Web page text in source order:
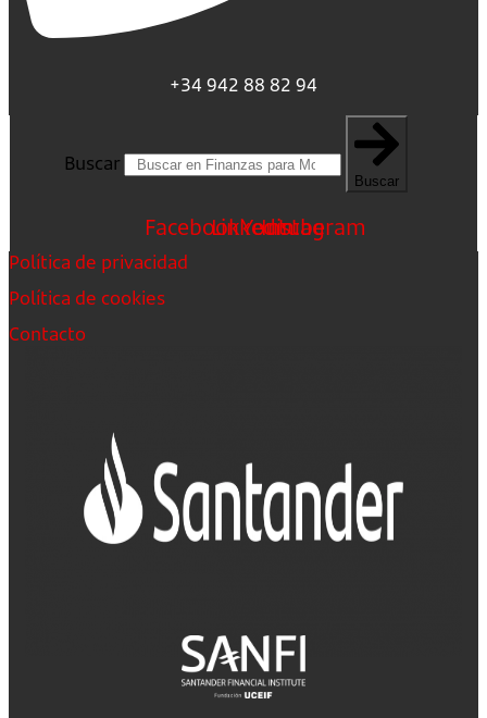
+34 942 88 82 94
Buscar
Buscar
FacebookLinkedin
Youtube
Instagram
Política de privacidad
Política de cookies
Contacto